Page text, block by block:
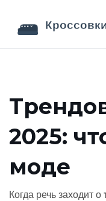
2025:
моде
Когда речь заходит о